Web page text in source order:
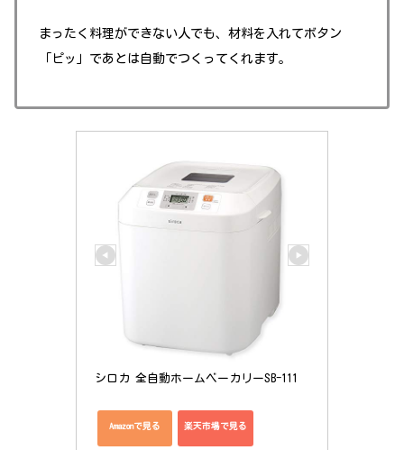
まったく料理ができない人でも、材料を入れてボタン
「ピッ」であとは自動でつくってくれます。
シロカ 全自動ホームベーカリーSB-111
Amazonで見る 楽天市場で見る